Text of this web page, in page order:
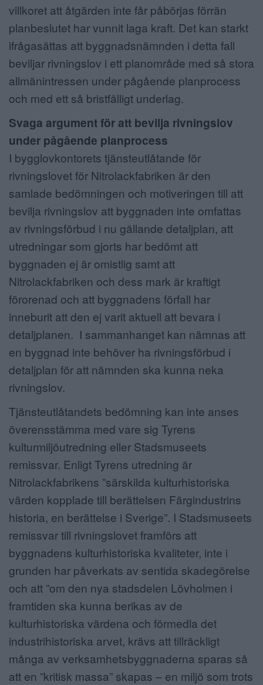
villkoret att åtgärden inte får påbörjas förrän
planbeslutet har vunnit laga kraft. Det kan starkt
ifrågasättas att byggnadsnämnden i detta fall
beviljar rivningslov i ett planområde med så stora
allmänintressen under pågående planprocess
och med ett så bristfälligt underlag.
Svaga argument för att bevilja rivningslov
under pågående planprocess
I bygglovkontorets tjänsteutlåtande för
rivningslovet för Nitrolackfabriken är den
samlade bedömningen och motiveringen till att
bevilja rivningslov att byggnaden inte omfattas
av rivningsförbud i nu gällande detaljplan, att
utredningar som gjorts har bedömt att
byggnaden ej är omistlig samt att
Nitrolackfabriken och dess mark är kraftigt
förorenad och att byggnadens förfall har
inneburit att den ej varit aktuell att bevara i
detaljplanen. I sammanhanget kan nämnas att
en byggnad inte behöver ha rivningsförbud i
detaljplan för att nämnden ska kunna neka
rivningslov.
Tjänsteutlåtandets bedömning kan inte anses
överensstämma med vare sig Tyrens
kulturmiljöutredning eller Stadsmuseets
remissvar. Enligt Tyrens utredning är
Nitrolackfabrikens ”särskilda kulturhistoriska
värden kopplade till berättelsen Färgindustrins
historia, en berättelse i Sverige”. I Stadsmuseets
remissvar till rivningslovet framförs att
byggnadens kulturhistoriska kvaliteter, inte i
grunden har påverkats av sentida skadegörelse
och att ”om den nya stadsdelen Lövholmen i
framtiden ska kunna berikas av de
kulturhistoriska värdena och förmedla det
industrihistoriska arvet, krävs att tillräckligt
många av verksamhetsbyggnaderna sparas så
att en ”kritisk massa” skapas – en miljö som trots